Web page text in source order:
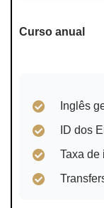
Curso anual
Inglês
ID dos
Taxa de